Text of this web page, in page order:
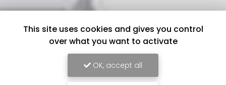
This site uses cookies and gives you control
over what you want to activate
OK, accept all